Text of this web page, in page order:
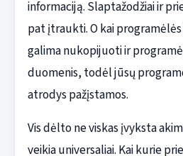
informaciją. Slaptažodžiai ir
pat įtraukti. O kai
galima nukopijuoti ir
duomenis, todėl jūsų
atrodys pažįstamos.
Vis dėlto ne viskas įvyksta
veikia universaliai. Kai kurie